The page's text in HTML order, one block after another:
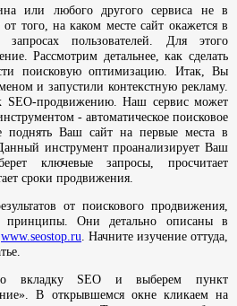
или любого другого сервиса не в
того, на каком месте сайт окажется в
пользователей. Для этого
Рассмотрим детальнее, как сделать
поисковую оптимизацию. Итак, Вы
и запустили контекстную рекламу.
SEO-продвижению. Наш сервис может
- автоматическое поисковое
поднять Ваш сайт на первые места в
инструмент проанализирует Ваш
ключевые запросы, просчитает
сроки продвижения.
от поискового продвижения,
Они детально описаны в
www.seostop.ru. Начните изучение оттуда,
вкладку SEO и выберем пункт
В открывшемся окне кликаем на